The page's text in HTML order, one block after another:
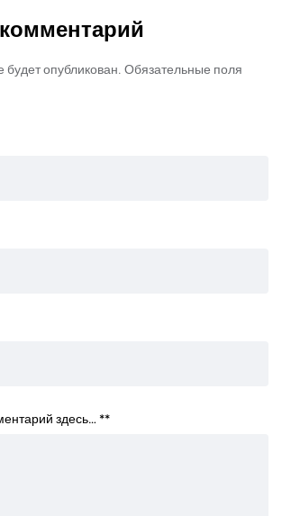
будет опубликован. Обязательные поля
здесь… **